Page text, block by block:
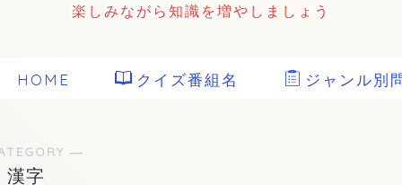
楽しみながら知識を増やしましょう
HOME クイズ番組名 ジャンル別
―
漢字